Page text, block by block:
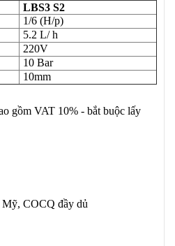
LBS3 S2
1/6 (H/p)
5.2 L/ h
220V
10 Bar
10mm
gồm VAT 10% - bắt buộc lấy
COCQ đầy dủ